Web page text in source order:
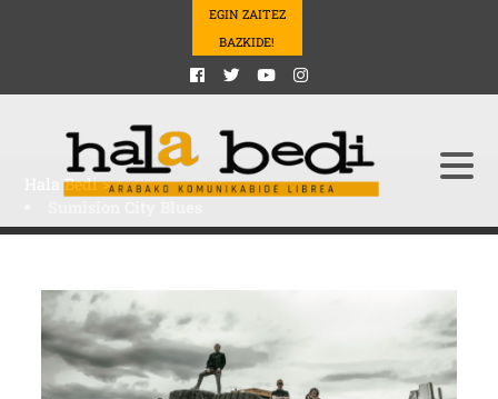
EGIN ZAITEZ
BAZKIDE!
Hala Bedi>